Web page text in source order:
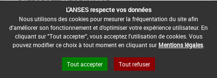
DATE DE RETRAIT DE L'USAGE :
DATE DE FIN DE DISTRIBUTION :
31/12/2006
DATE DE FIN D'UTILISATION :
L'ANSES respecte vos données
Nous utilisons des cookies pour mesurer la fréquentation du site afin
d'améliorer son fonctionnement et d'optimiser votre expérience utilisateur. En
cliquant sur "Tout accepter", vous acceptez l'utilisation de cookies. Vous
pouvez modifier ce choix à tout moment en cliquant sur Mentions légales
Tout accepter Tout refuser